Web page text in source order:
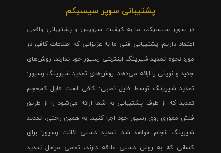
پشتیبانی سوپر سیسیکم
در سوپر سیسیکم، ما به کیفیت سرویس و پشتیبانی واقعی
اعتقاد داریم. پشتیبانی فنی ما به عزیزانی که اطلاعات کافی در
مورد نحوه تمدید شیرینگ اینترنتی رسیور خود ندارند، روش‌های
جدید و نوینی را ارائه می‌دهد. روش‌های تمدید شیرینگ رسیور:
تمدید شیرینگ توسط فایل نصبی: کافی است فایل کم‌حجم
تمدید که از طرف پشتیبانی به شما ارائه می‌شود را از طریق
فلش مموری روی رسیور خود اجرا کنید. به همین راحتی، تمدید
شیرینگ انجام خواهد شد. تمدید دستی اکانت رسیور: برای
کسانی که به روش دستی علاقه دارند، تمامی مراحل تمدید